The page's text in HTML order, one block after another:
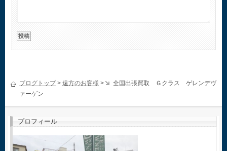
ブログトップ> 遠方のお客様 >
全国出張買取 Ｇクラス ゲレンデヴ
ァーゲン
プロフィール